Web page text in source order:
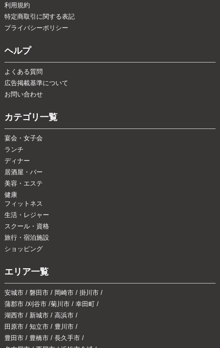
利用規約
特定商取引に関する表記
プライバシーポリシー
ヘルプ
よくある質問
広告掲載基準について
お問い合わせ
カテゴリ一覧
宴会・女子会
ランチ
ディナー
居酒屋・バー
美容・エステ
健康
フィットネス
生活・レジャー
スクール・資格
旅行・宿泊施設
ショッピング
エリア一覧
安城市/ 磐田市/ 岡崎市/ 掛川市/
蒲郡市/刈谷市/菊川市/ 幸田町/
湖西市/ 新城市/ 高浜市/
田原市/ 知立市/ 豊川市/
豊田市/ 豊橋市/ 長久手市/